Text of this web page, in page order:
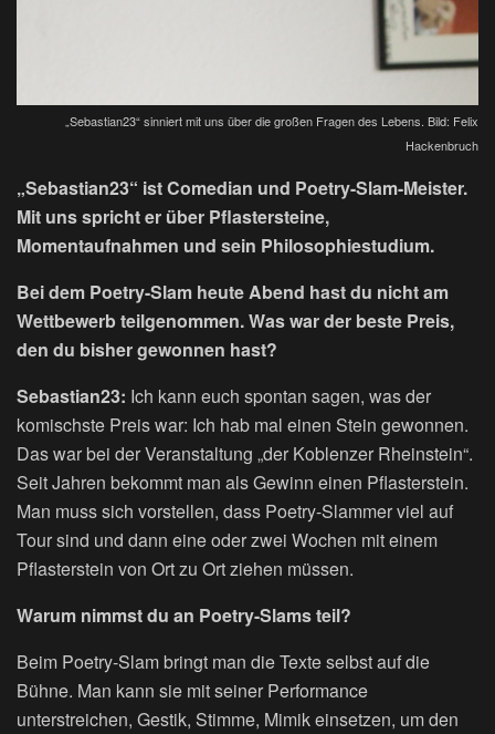
„Sebastian23“ sinniert mit uns über die großen Fragen des Lebens. Bild: Felix
Hackenbruch
„Sebastian23“ ist Comedian und Poetry-Slam-Meister.
Mit uns spricht er über Pflastersteine,
Momentaufnahmen und sein Philosophiestudium.
Bei dem Poetry-Slam heute Abend hast du nicht am
Wettbewerb teilgenommen. Was war der beste Preis,
den du bisher gewonnen hast?
Sebastian23: Ich kann euch spontan sagen, was der
komischste Preis war: Ich hab mal einen Stein gewonnen.
Das war bei der Veranstaltung „der Koblenzer Rheinstein“.
Seit Jahren bekommt man als Gewinn einen Pflasterstein.
Man muss sich vorstellen, dass Poetry-Slammer viel auf
Tour sind und dann eine oder zwei Wochen mit einem
Pflasterstein von Ort zu Ort ziehen müssen.
Warum nimmst du an Poetry-Slams teil?
Beim Poetry-Slam bringt man die Texte selbst auf die
Bühne. Man kann sie mit seiner Performance
unterstreichen, Gestik, Stimme, Mimik einsetzen, um den